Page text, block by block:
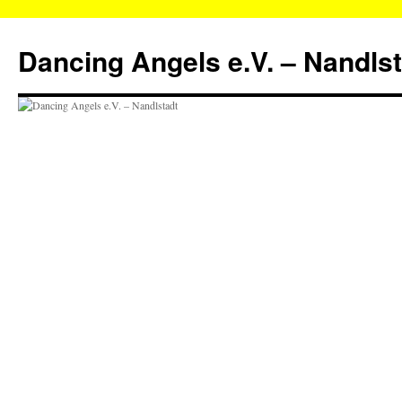
springen
Dancing Angels e.V. –